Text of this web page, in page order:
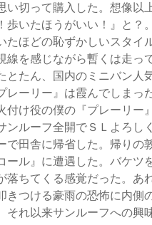
切って購入した。想像以
歩いたほうがいい！』と？
たほどの恥ずかしいスタイ
線を感じながら暫くは走っ
たん、国内のミニバン人
レーリー』は霞んでしまっ
け役の僕の『プレーリー
ルーフ全開でＳＬよろし
で田舎に帰省した。帰りの
ール』に遭遇した。バケツ
落ちてくる感覚だった。あ
つける豪雨の恐怖に内側
れ以来サンルーフへの興